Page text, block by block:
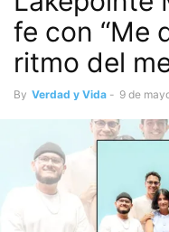
fe con “Me
ritmo del
By Verdad y Vida - 9 de